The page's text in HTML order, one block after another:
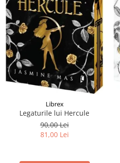
Spiritualitate
Știință și Tehnologie
Științe Politice
Științe Sociale si Umaniste
Librex
Legaturile lui Hercule
90,00 Lei
81,00 Lei